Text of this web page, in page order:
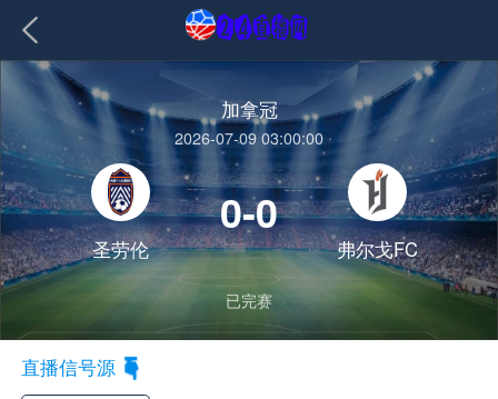
加拿冠
2026-07-09 03:00:00
圣劳伦
0-0
弗尔戈FC
已完赛
直播信号源